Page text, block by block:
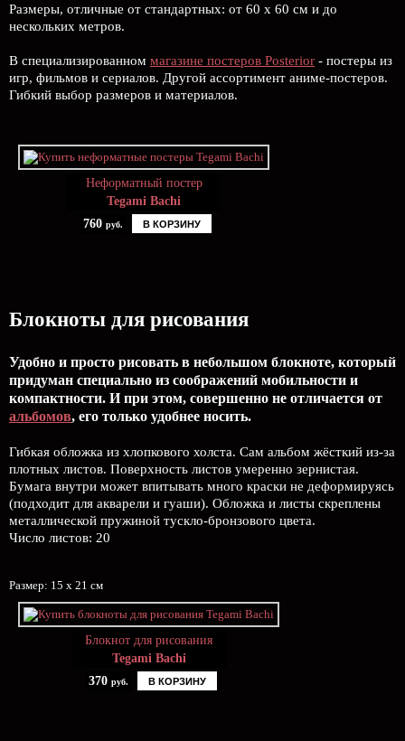
Размеры, отличные от стандартных: от 60 х 60 см и до
нескольких метров.
В специализированном магазине постеров Posterior - постеры из
игр, фильмов и сериалов. Другой ассортимент аниме-постеров.
Гибкий выбор размеров и материалов.
Неформатный постер
Tegami Bachi
760 руб. В КОРЗИНУ
Блокноты для рисования
Удобно и просто рисовать в небольшом блокноте, который
придуман специально из соображений мобильности и
компактности. И при этом, совершенно не отличается от
альбомов, его только удобнее носить.
Гибкая обложка из хлопкового холста. Сам альбом жёсткий из-за
плотных листов. Поверхность листов умеренно зернистая.
Бумага внутри может впитывать много краски не деформируясь
(подходит для акварели и гуаши). Обложка и листы скреплены
металлической пружиной тускло-бронзового цвета.
Число листов: 20
Размер: 15 х 21 см
Блокнот для рисования
Tegami Bachi
370 руб. В КОРЗИНУ